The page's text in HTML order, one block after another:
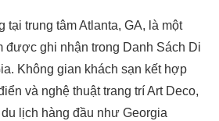
tại trung tâm Atlanta, GA, là một
được ghi nhận trong Danh Sách Di
Không gian khách sạn kết hợp
và nghệ thuật trang trí Art Deco,
lịch hàng đầu như Georgia